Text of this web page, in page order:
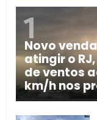
Novo
atingir o
de ventos
km/h nos